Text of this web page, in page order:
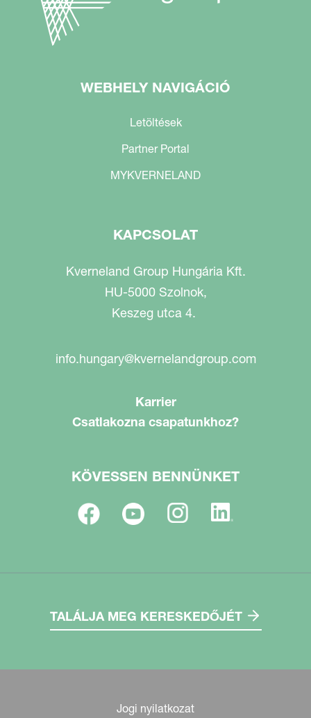
WEBHELY NAVIGÁCIÓ
Letöltések
Partner Portal
MYKVERNELAND
KAPCSOLAT
Kverneland Group Hungária Kft.
HU-5000 Szolnok,
Keszeg utca 4.
info.hungary@kvernelandgroup.com
Karrier
Csatlakozna csapatunkhoz?
KÖVESSEN BENNÜNKET
TALÁLJA MEG KERESKEDŐJÉT
Jogi nyilatkozat